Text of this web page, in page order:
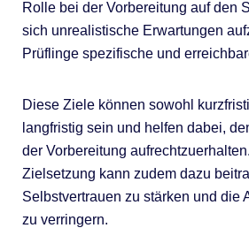
Rolle bei der Vorbereitung auf den
sich unrealistische Erwartungen
Prüflinge spezifische und
Diese Ziele können sowohl
langfristig sein und helfen dabei,
der Vorbereitung
Zielsetzung kann zudem dazu
Selbstvertrauen zu stärken und die
zu verringern.